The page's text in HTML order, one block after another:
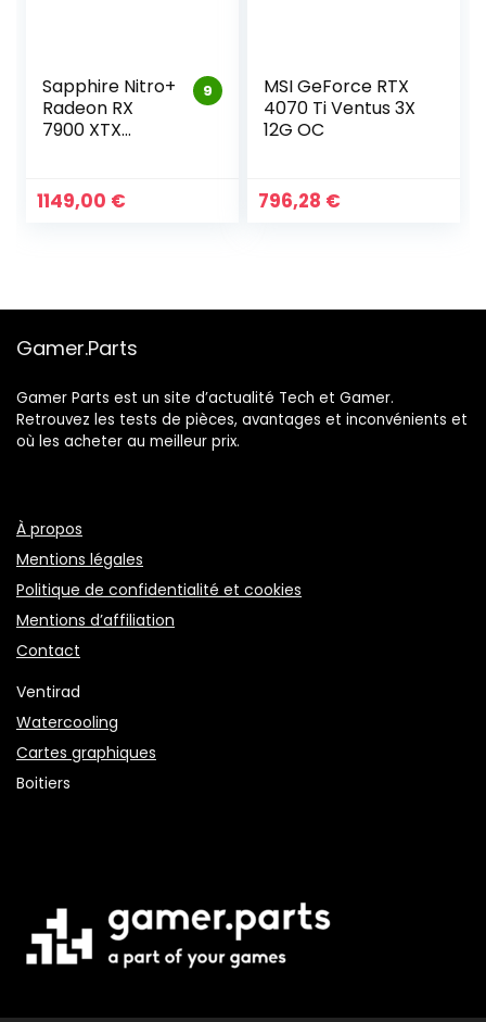
9
Sapphire Nitro+
Radeon RX
7900 XTX
1149,00 €
MSI GeForce RTX
4070 Ti Ventus 3X
12G OC
796,28 €
Gamer.Parts
Gamer Parts est un site d’actualité Tech et Gamer.
Retrouvez les tests de pièces, avantages et inconvénients et
où les acheter au meilleur prix.
À propos
Mentions légales
Politique de confidentialité et cookies
Mentions d’affiliation
Contact
Ventirad
Watercooling
Cartes graphiques
Boitiers